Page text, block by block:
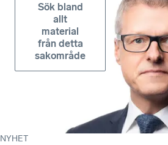
NYHET
Sök bland
allt
material
från detta
sakområde